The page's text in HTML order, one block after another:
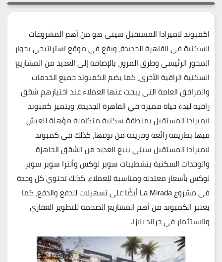
اكمبوند لاميرادا المستقبل سيتي هو من أهم المشروعات
السكنية في القاهرة الجديدة، ويقع في موقع استراتيجي بجوار
المحور الرئيسي وطرق المرور، بالإضافة إلى العديد من المشاريع
السكنية الراقية الأخرى، كما يضم الكمبوند جميع الخدمات
والمرافق العامة التي يبحث عنها العملاء عند اختيارهم شقق
راقية لبدء حياة مميزة في القاهرة الجديدة، ويتميز كمبوند
لاميرادا المستقبل بمنطقة سكنية متكاملة مؤهلة للعيش
فيها بطريقة رائعة وفريدة من نوعها، كذلك في كمبوند
لاميرادا المستقبل سيتي يبيع العديد من الشقق الجاهزة
والوحدات السكنية بتشطيبات سوبر لوكس وألترا سوبر سوبر
لوكس بأسعار معتدلة ومناسبة للعملاء، كذلك تحتوي كل وحدة
في مشروع La Mirada أيضًا على تسهيلات للدفع والدفع، كما
يعتبر الكمبوند من أهم المشاريع الضخمة للتطوير العقاري
والاستثمار في جراند بلازا.